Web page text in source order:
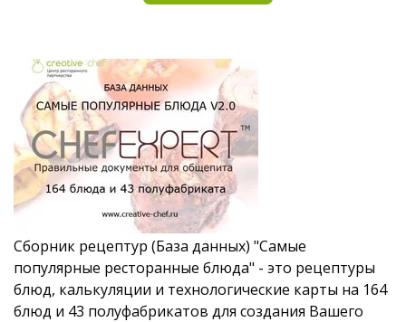
Сборник рецептур (База данных) "Самые
популярные ресторанные блюда" - это рецептуры
блюд, калькуляции и технологические карты на 164
блюд и 43 полуфабрикатов для создания Вашего